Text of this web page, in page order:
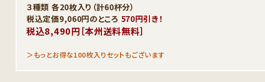
３種類 各20枚入り（計60杯分）
税込定価9,060円のところ 570円引き！
税込8,490円［本州送料無料］
＞もっとお得な100枚入りセットもございます